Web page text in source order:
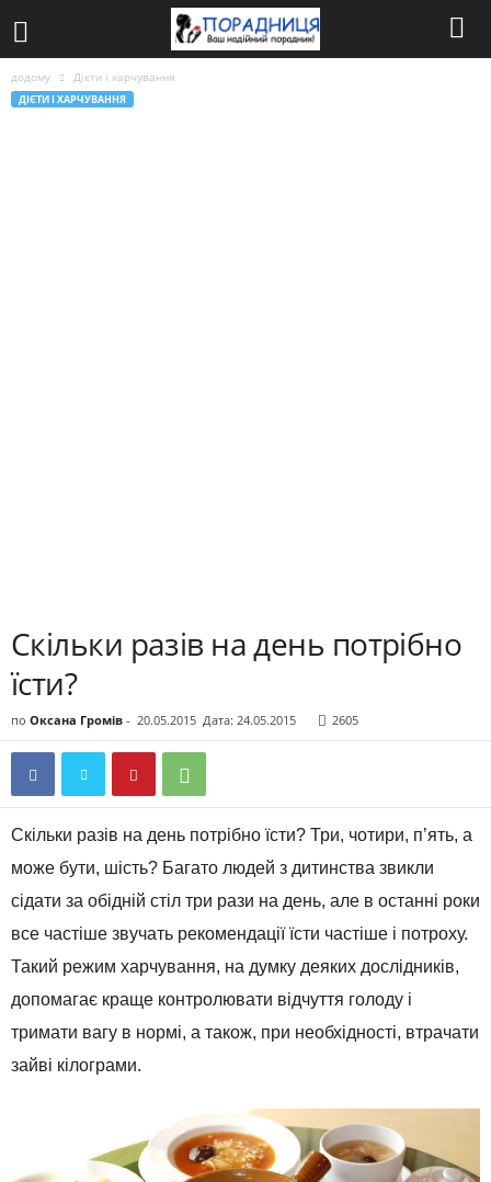
додому Дієти і харчування
ДІЄТИ І ХАРЧУВАННЯ
Скільки разів на день потрібно
їсти?
по Оксана Громів - 20.05.2015 Дата: 24.05.2015 2605
Скільки разів на день потрібно їсти? Три, чотири, п’ять, а
може бути, шість? Багато людей з дитинства звикли
сідати за обідній стіл три рази на день, але в останні роки
все частіше звучать рекомендації їсти частіше і потроху.
Такий режим харчування, на думку деяких дослідників,
допомагає краще контролювати відчуття голоду і
тримати вагу в нормі, а також, при необхідності, втрачати
зайві кілограми.